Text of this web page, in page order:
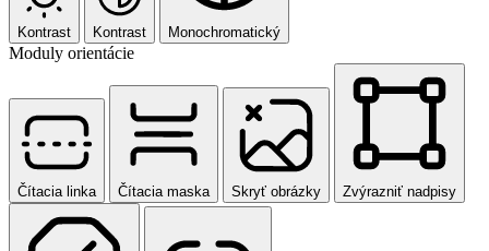
Kontrast Kontrast Monochromatický
Moduly orientácie
Čítacia linka Čítacia maska Skryť obrázky Zvýrazniť nadpisy